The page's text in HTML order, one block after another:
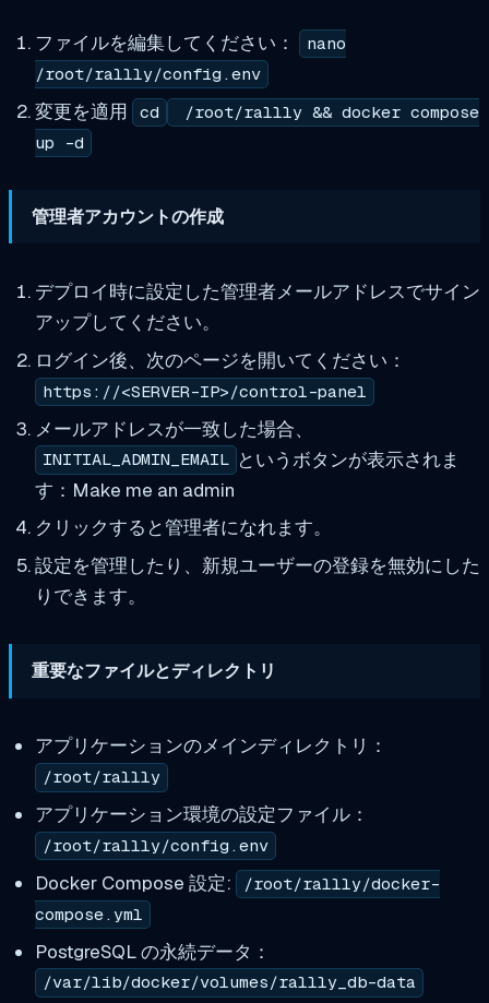
ファイルを編集してください：
nano
/root/rallly/config.env
変更を適用 cd
/root/rallly && docker compose
up -d
管理者アカウントの作成
デプロイ時に設定した管理者メールアドレスでサイン
アップしてください。
ログイン後、次のページを開いてください：
https://<SERVER-IP>/control-panel
メールアドレスが一致した場合、
INITIAL_ADMIN_EMAIL というボタンが表示されま
す：Make me an admin
クリックすると管理者になれます。
設定を管理したり、新規ユーザーの登録を無効にした
りできます。
重要なファイルとディレクトリ
アプリケーションのメインディレクトリ：
/root/rallly
アプリケーション環境の設定ファイル：
/root/rallly/config.env
Docker Compose 設定:
/root/rallly/docker-
compose.yml
PostgreSQL の永続データ：
/var/lib/docker/volumes/rallly_db-data